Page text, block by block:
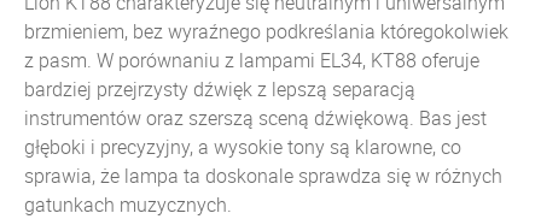
brzmieniem, bez wyraźnego podkreślania któregokolwiek
z pasm. W porównaniu z lampami EL34, KT88 oferuje
bardziej przejrzysty dźwięk z lepszą separacją
instrumentów oraz szerszą sceną dźwiękową. Bas jest
głęboki i precyzyjny, a wysokie tony są klarowne, co
sprawia, że lampa ta doskonale sprawdza się w różnych
gatunkach muzycznych.